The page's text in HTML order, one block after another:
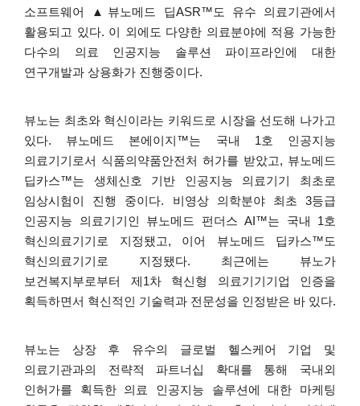
소프트웨어
▲ 뷰노메드 딥ASR™도 유수
의료기관에서
활용되고 있다. 이 외에도 다양한 의료분야에 적용 가능한
다수의
의료 인공지능 솔루션 파이프라인에
대한
연구개발과 상용화가 진행중이다.
뷰노는 최초와 혁신이라는 키워드로 시장을 선도해 나가고
있다. 뷰노메드 본에이지 ™는 국내 1호
인공지능
의료기기로서
식품의약품안전처 허가를 받았고, 뷰노메드
딥카스™는 생체신호 기반 인공지능 의료기기
최초로
임상시험이
진행 중이다. 비영상 의학분야 최초 3등급
인공지능
의료기기인 뷰노메드 펀더스 AI™는 국내 1호
혁신의료기기로
지정됐고, 이어 뷰노메드 딥카스™도
혁신의료기기로
지정됐다. 최근에는
뷰노가
보건복지부로부터
제 1차 혁신형 의료기기기업
인증을
획득하면서 혁신적인 기술력과 전문성을 인정받은 바 있다.
뷰노는 상장 후 유수의 글로벌 헬스케어 기업
및
의료기관과의
전략적 파트너십 확대를 통해
국내외
인허가를
획득한 의료 인공지능 솔루션에 대한
마케팅